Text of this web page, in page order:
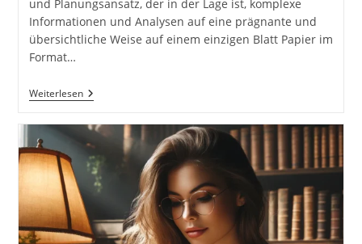
und Planungsansatz, der in der Lage ist, komplexe
Informationen und Analysen auf eine prägnante und
übersichtliche Weise auf einem einzigen Blatt Papier im
Format…
WeiterlesenA3-
Denken
Begrenzung
Des
Verfügbaren
Raums
Auf
Einem
A3-
Blatt